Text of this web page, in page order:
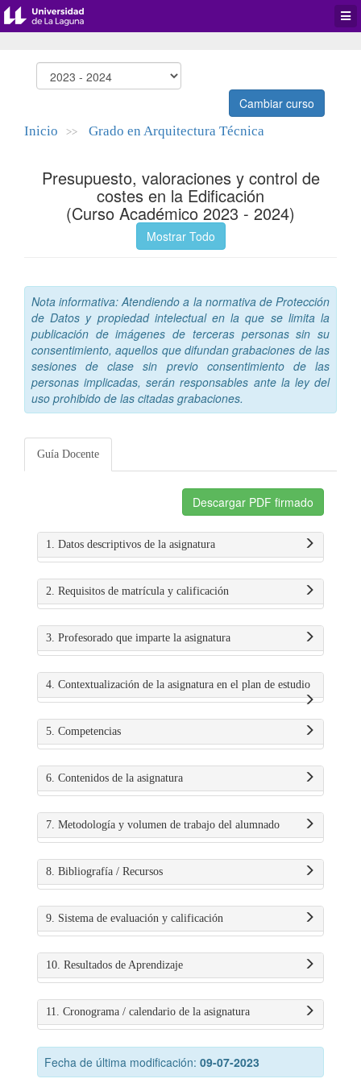
Cambiar curso
Inicio >> Grado en Arquitectura Técnica
Presupuesto, valoraciones y control de
costes en la Edificación
(Curso Académico 2023 - 2024)
Mostrar Todo
Nota informativa: Atendiendo a la normativa de Protección
de Datos y propiedad intelectual en la que se limita la
publicación de imágenes de terceras personas sin su
consentimiento, aquellos que difundan grabaciones de las
sesiones de clase sin previo consentimiento de las
personas implicadas, serán responsables ante la ley del
uso prohibido de las citadas grabaciones.
Guía Docente
Descargar PDF firmado
1. Datos descriptivos de la asignatura
2. Requisitos de matrícula y calificación
3. Profesorado que imparte la asignatura
4. Contextualización de la asignatura en el plan de estudio
5. Competencias
6. Contenidos de la asignatura
7. Metodología y volumen de trabajo del alumnado
8. Bibliografía / Recursos
9. Sistema de evaluación y calificación
10. Resultados de Aprendizaje
11. Cronograma / calendario de la asignatura
Fecha de última modificación: 09-07-2023